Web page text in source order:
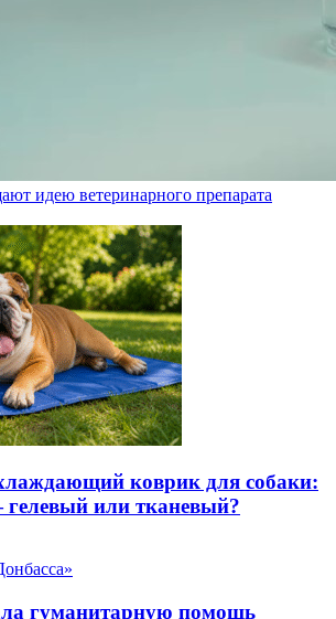
идею ветеринарного препарата
коврик для собаки:
или тканевый?
гуманитарную помощь